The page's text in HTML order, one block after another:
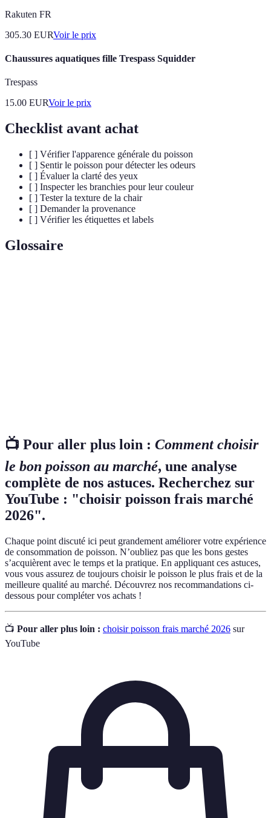
Rakuten FR
305.30 EURVoir le prix
Chaussures aquatiques fille Trespass Squidder
Trespass
15.00 EURVoir le prix
Checklist avant achat
[ ] Vérifier l'apparence générale du poisson
[ ] Sentir le poisson pour détecter les odeurs
[ ] Évaluer la clarté des yeux
[ ] Inspecter les branchies pour leur couleur
[ ] Tester la texture de la chair
[ ] Demander la provenance
[ ] Vérifier les étiquettes et labels
Glossaire
📺 Pour aller plus loin : Comment choisir
le bon poisson au marché, une analyse
complète de nos astuces. Recherchez sur
YouTube : "choisir poisson frais marché
2026".
Chaque point discuté ici peut grandement améliorer votre expérience
de consommation de poisson. N’oubliez pas que les bons gestes
s’acquièrent avec le temps et la pratique. En appliquant ces astuces,
vous vous assurez de toujours choisir le poisson le plus frais et de la
meilleure qualité au marché. Découvrez nos recommandations ci-
dessous pour compléter vos achats !
📺 Pour aller plus loin : choisir poisson frais marché 2026 sur
YouTube